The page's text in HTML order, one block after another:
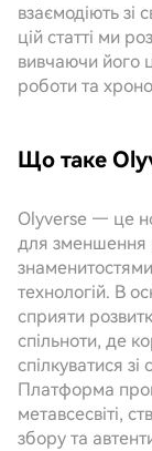
взаємодіють
цій статті ми
вивчаючи його
роботи та
Що таке
Olyverse — це
для зменшення
технологій. В
сприяти
спільноти, де
спілкуватися
Платформа
метавсесвіті,
збору та